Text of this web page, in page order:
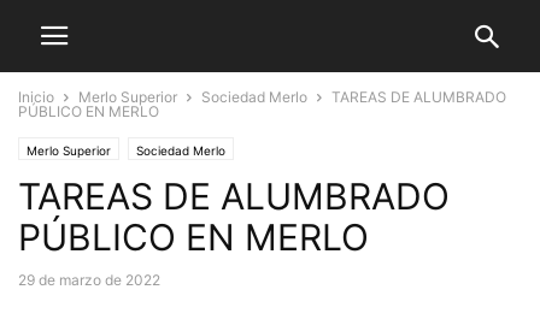
Inicio Merlo Superior Sociedad Merlo
TAREAS DE ALUMBRADO
PÚBLICO EN MERLO
Merlo Superior Sociedad Merlo
TAREAS DE ALUMBRADO
PÚBLICO EN MERLO
29 de marzo de 2022